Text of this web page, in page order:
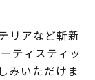
リアなど斬新
ティスティッ
みいただけま